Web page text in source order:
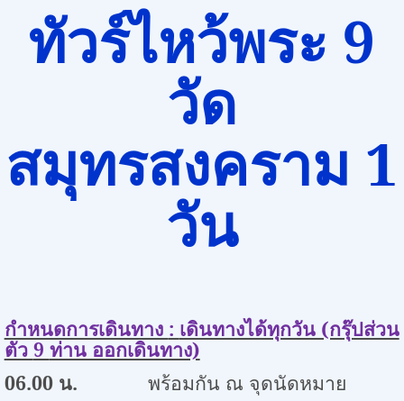
ทัวร์ไหว้พระ 9
วัด
สมุทรสงคราม 1
วัน
กำหนดการเดินทาง : เดินทางได้ทุกวัน (กรุ๊ปส่วน
ตัว 9 ท่าน ออกเดินทาง)
06.00 น.
พร้อมกัน ณ จุดนัดหมาย